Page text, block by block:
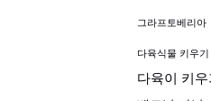
그라프토베리아
다육식물 키우기
다육이 키우